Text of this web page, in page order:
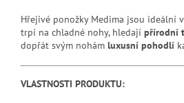
Hřejivé ponožky Medima jsou ideální
trpí na chladné nohy, hledají přírodní
dopřát svým nohám luxusní pohodlí
VLASTNOSTI PRODUKTU: